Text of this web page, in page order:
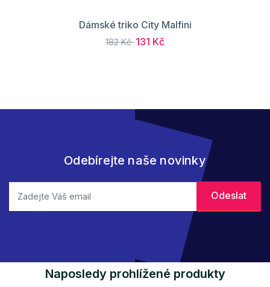
Dámské triko City Malfini
182 Kč 131 Kč
Odebírejte naše novinky
Naposledy prohlížené produkty